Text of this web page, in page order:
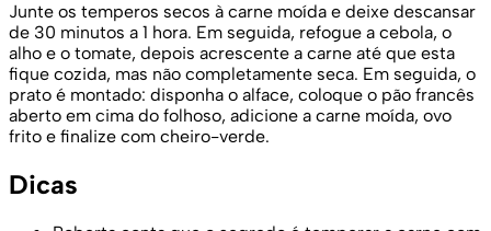
Junte os temperos secos à carne moída e deixe descansar
de 30 minutos a 1 hora. Em seguida, refogue a cebola, o
alho e o tomate, depois acrescente a carne até que esta
fique cozida, mas não completamente seca. Em seguida, o
prato é montado: disponha o alface, coloque o pão francês
aberto em cima do folhoso, adicione a carne moída, ovo
frito e finalize com cheiro-verde.
Dicas